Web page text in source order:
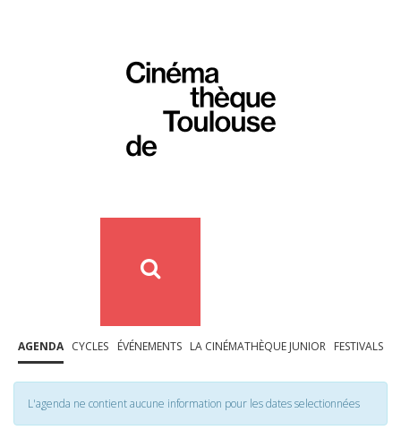
AGENDA CYCLES ÉVÉNEMENTS LA CINÉMATHÈQUE JUNIOR FESTIVALS
L'agenda ne contient aucune information pour les dates selectionnées